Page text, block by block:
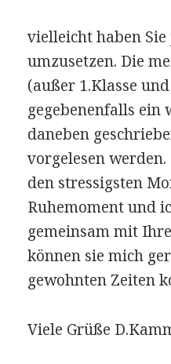
vielleicht haben
umzusetzen. Die
(außer 1.Klasse
gegebenenfalls ein
daneben
vorgelesen
den stressigsten
Ruhemoment und
gemeinsam mit
können sie mich
gewohnten Zeiten
Viele Grüße